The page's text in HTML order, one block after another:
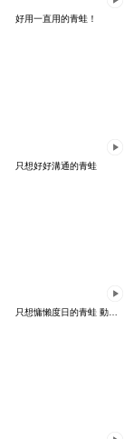
好用一直用的青蛙！
只想好好溝通的青蛙